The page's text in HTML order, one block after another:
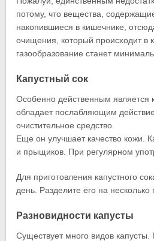
потому, что вещества,
накопившиеся в кишечнике,
очищения, который происходит в
газообразование станет
Капустный сок
Особенно действенным является
обладает послабляющим
очистительное средство.
Еще он улучшает качество кожи.
и прыщиков. При регулярном
Для приготовления капустного
день. Разделите его на
Разновидности капусты
Существует много видов